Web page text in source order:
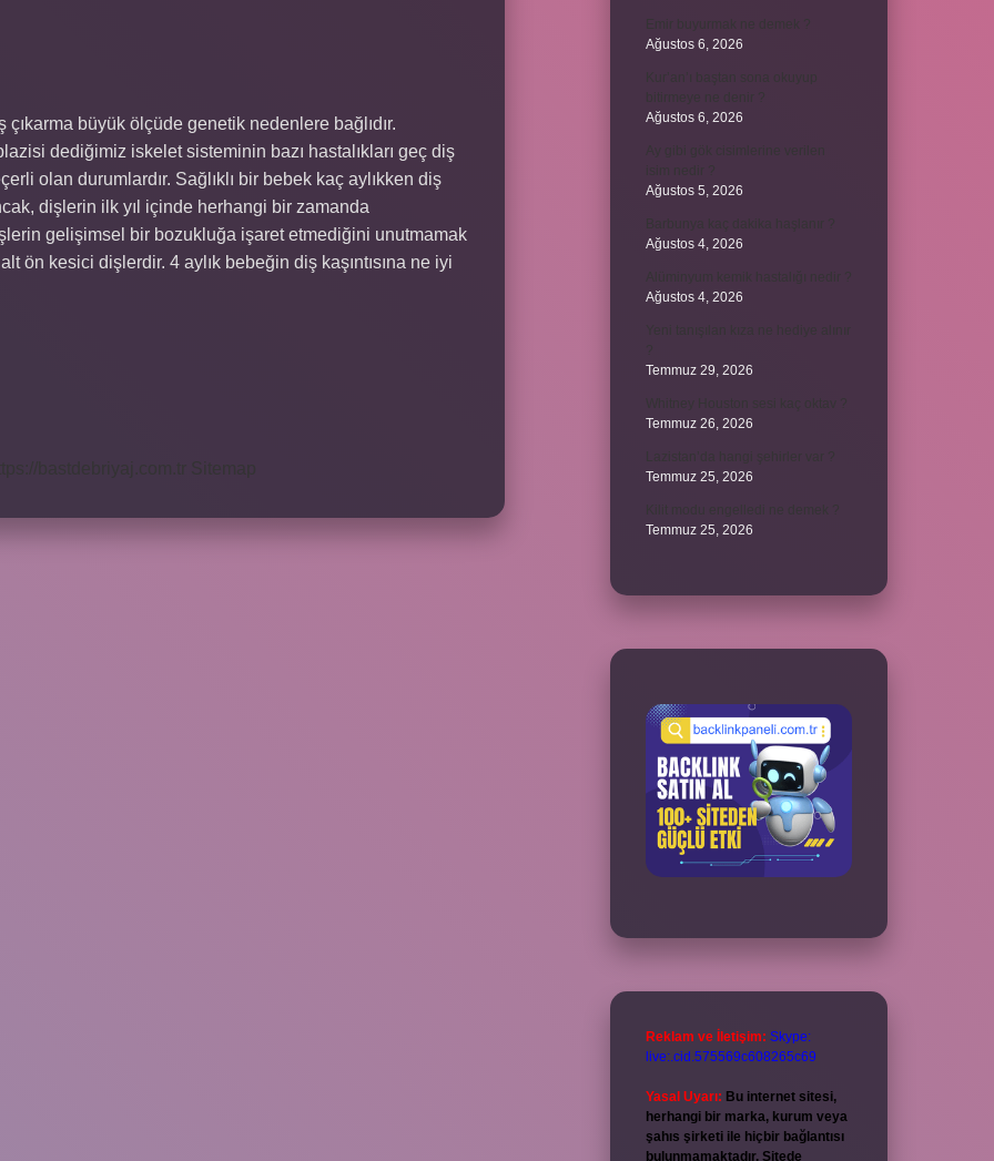
büyük ölçüde genetik nedenlere bağlıdır.
dediğimiz iskelet sisteminin bazı hastalıkları geç diş
olan durumlardır. Sağlıklı bir bebek kaç aylıkken diş
dişlerin ilk yıl içinde herhangi bir zamanda
gelişimsel bir bozukluğa işaret etmediğini unutmamak
ön kesici dişlerdir. 4 aylık bebeğin diş kaşıntısına ne iyi
Ağustos 6, 2026
Ağustos 6, 2026
Ağustos 5, 2026
Ağustos 4, 2026
Ağustos 4, 2026
Temmuz 29, 2026
Temmuz 26, 2026
Temmuz 25, 2026
Temmuz 25, 2026
Reklam ve İletişim: Skype:
live:.cid.575569c608265c69
Yasal Uyarı: Bu internet sitesi,
herhangi bir marka, kurum veya
şahıs şirketi ile hiçbir bağlantısı
bulunmamaktadır. Sitede